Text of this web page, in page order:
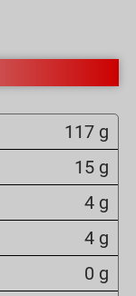
117 g
15 g
4 g
4 g
0 g